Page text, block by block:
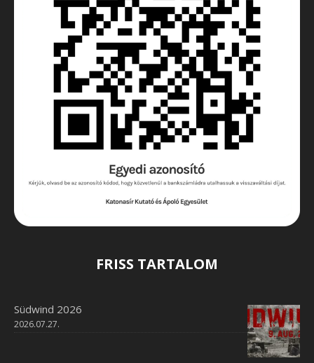
FRISS TARTALOM
Südwind 2026
2026.07.27.